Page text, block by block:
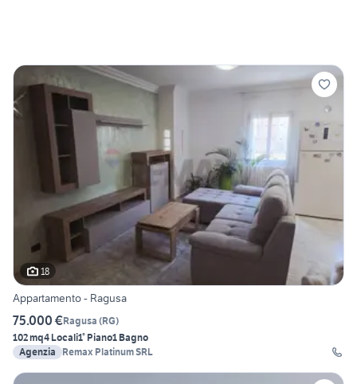
18
Appartamento - Ragusa
75.000 €Ragusa (RG)
102 mq4 Locali1° Piano1 Bagno
Agenzia
Remax Platinum SRL